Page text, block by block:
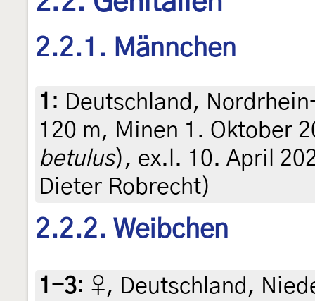
2.2.1. Männchen
1 : Deutschland,
120 m, Minen 1. Oktober
betulus), ex.l. 10. April
Dieter Robrecht)
2.2.2. Weibchen
1-3: ♀, Deutschland,